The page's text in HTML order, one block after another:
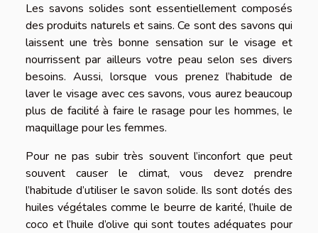
Les savons solides sont essentiellement composés
des produits naturels et sains. Ce sont des savons qui
laissent une très bonne sensation sur le visage et
nourrissent par ailleurs votre peau selon ses divers
besoins. Aussi, lorsque vous prenez l’habitude de
laver le visage avec ces savons, vous aurez beaucoup
plus de facilité à faire le rasage pour les hommes, le
maquillage pour les femmes.
Pour ne pas subir très souvent l’inconfort que peut
souvent causer le climat, vous devez prendre
l’habitude d’utiliser le savon solide. Ils sont dotés des
huiles végétales comme le beurre de karité, l’huile de
coco et l’huile d’olive qui sont toutes adéquates pour